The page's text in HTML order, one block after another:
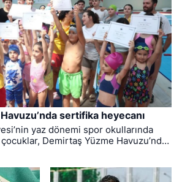
sertifika heyecanı
yaz dönemi spor okullarında
Demirtaş Yüzme Havuzu’nda